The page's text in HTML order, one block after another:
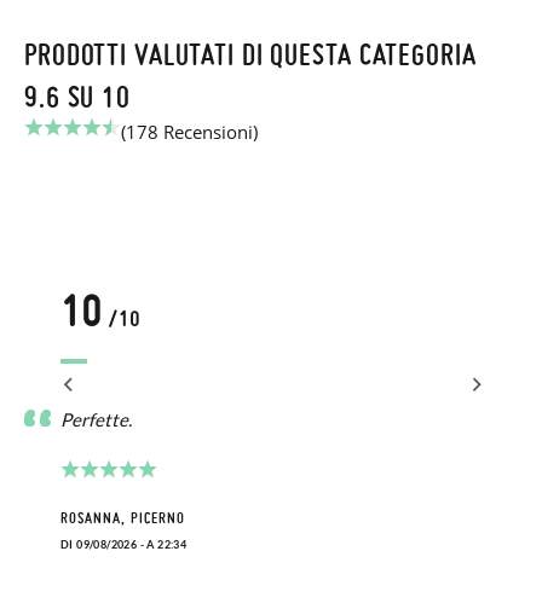
PRODOTTI VALUTATI DI QUESTA CATEGORIA
9.6 SU 10
(178 Recensioni)
10 /10
Perfette.
ROSANNA, PICERNO
DI 09/08/2026 - A 22:34